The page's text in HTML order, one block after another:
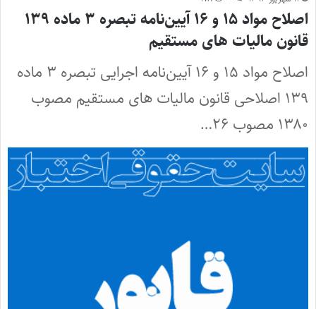
اصلاح مواد ۱۵ و ۱۶ آیین‌نامه تبصره ۳ ماده ۱۳۹
قانون مالیات های مستقیم
اصلاح مواد ۱۵ و ۱۶ آیین‌نامه اجرایی تبصره ۳ ماده
۱۳۹ اصلاحی قانون مالیات های مستقیم مصوب
۱۳۸۰ مصوب ۲۶…